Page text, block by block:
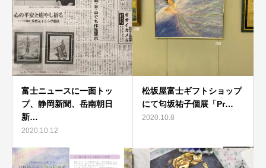
富士ニュースに一面トッ
プ、静岡新聞、岳南朝日
新…
2020.10.12
松坂屋富士ギフトショップ
にて匂坂祐子個展「Pr…
2020.10.8